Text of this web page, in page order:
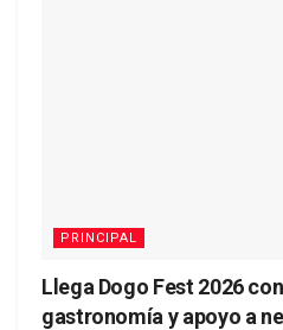
PRINCIPAL
Llega Dogo Fest 2026
gastronomía y apoyo a